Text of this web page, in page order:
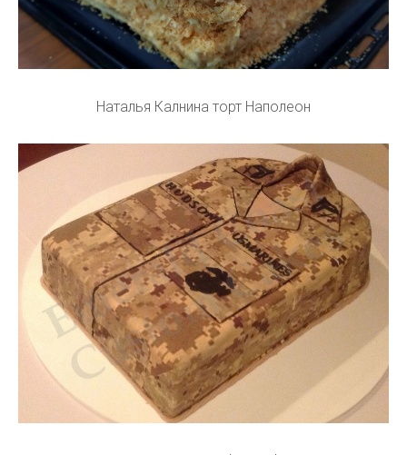
Наталья Калнина торт Наполеон